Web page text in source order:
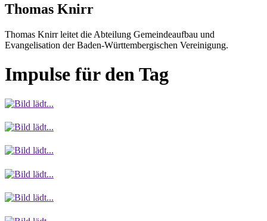
Thomas Knirr
Thomas Knirr leitet die Abteilung Gemeindeaufbau und
Evangelisation der Baden-Württembergischen Vereinigung.
Impulse für den Tag